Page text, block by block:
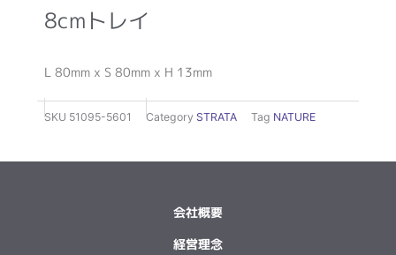
8cmトレイ
L 80mm x S 80mm x H 13mm
SKU 51095-5601 Category STRATA Tag NATURE
会社概要
経営理念